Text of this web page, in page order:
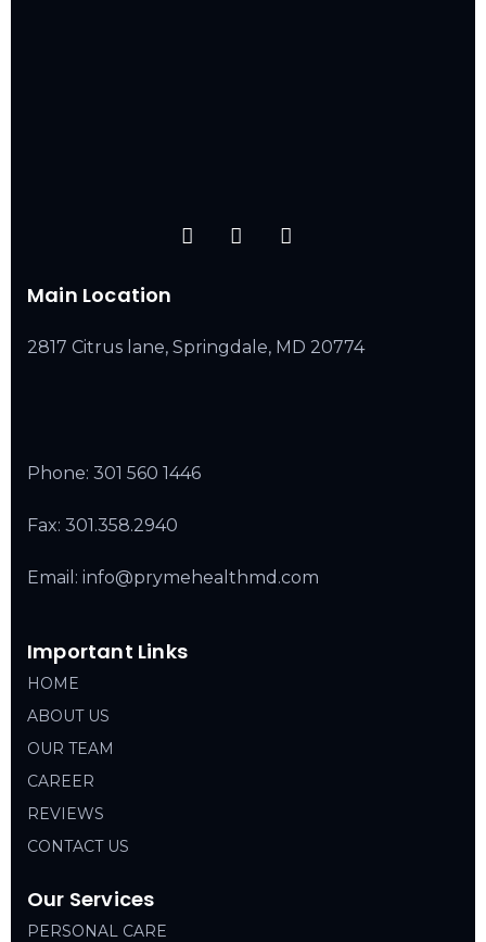
Main Location
2817 Citrus lane, Springdale, MD 20774
Phone: 301 560 1446
Fax: 301.358.2940
Email: info@prymehealthmd.com
Important Links
HOME
ABOUT US
OUR TEAM
CAREER
REVIEWS
CONTACT US
Our Services
PERSONAL CARE